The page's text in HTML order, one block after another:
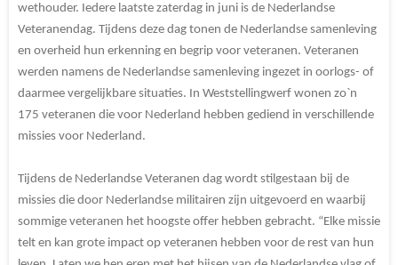
wethouder. Iedere laatste zaterdag in juni is de Nederlandse
Veteranendag. Tijdens deze dag tonen de Nederlandse samenleving
en overheid hun erkenning en begrip voor veteranen. Veteranen
werden namens de Nederlandse samenleving ingezet in oorlogs- of
daarmee vergelijkbare situaties. In Weststellingwerf wonen zo`n
175 veteranen die voor Nederland hebben gediend in verschillende
missies voor Nederland.
Tijdens de Nederlandse Veteranen dag wordt stilgestaan bij de
missies die door Nederlandse militairen zijn uitgevoerd en waarbij
sommige veteranen het hoogste offer hebben gebracht. “Elke missie
telt en kan grote impact op veteranen hebben voor de rest van hun